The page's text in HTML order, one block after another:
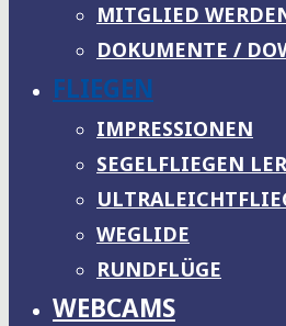
MITGLIED
DOKUMENTE /
FLIEGEN
IMPRESSIONEN
SEGELFLIEGEN
WEGLIDE
RUNDFLÜGE
WEBCAMS